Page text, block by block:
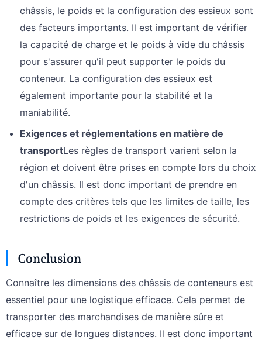
châssis, le poids et la configuration des essieux sont
des facteurs importants. Il est important de vérifier
la capacité de charge et le poids à vide du châssis
pour s'assurer qu'il peut supporter le poids du
conteneur. La configuration des essieux est
également importante pour la stabilité et la
maniabilité.
Exigences et réglementations en matière de
transportLes règles de transport varient selon la
région et doivent être prises en compte lors du choix
d'un châssis. Il est donc important de prendre en
compte des critères tels que les limites de taille, les
restrictions de poids et les exigences de sécurité.
Conclusion
Connaître les dimensions des châssis de conteneurs est
essentiel pour une logistique efficace. Cela permet de
transporter des marchandises de manière sûre et
efficace sur de longues distances. Il est donc important